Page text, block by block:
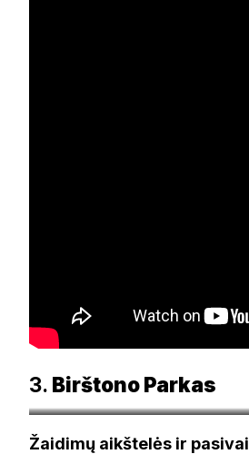
3. Birštono Parkas
Žaidimų aikštelės ir